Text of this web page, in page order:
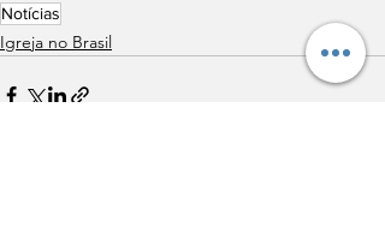
Notícias
Igreja no Brasil